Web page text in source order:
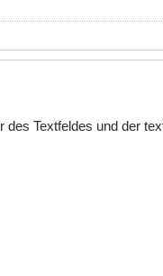
Textfeldes und der